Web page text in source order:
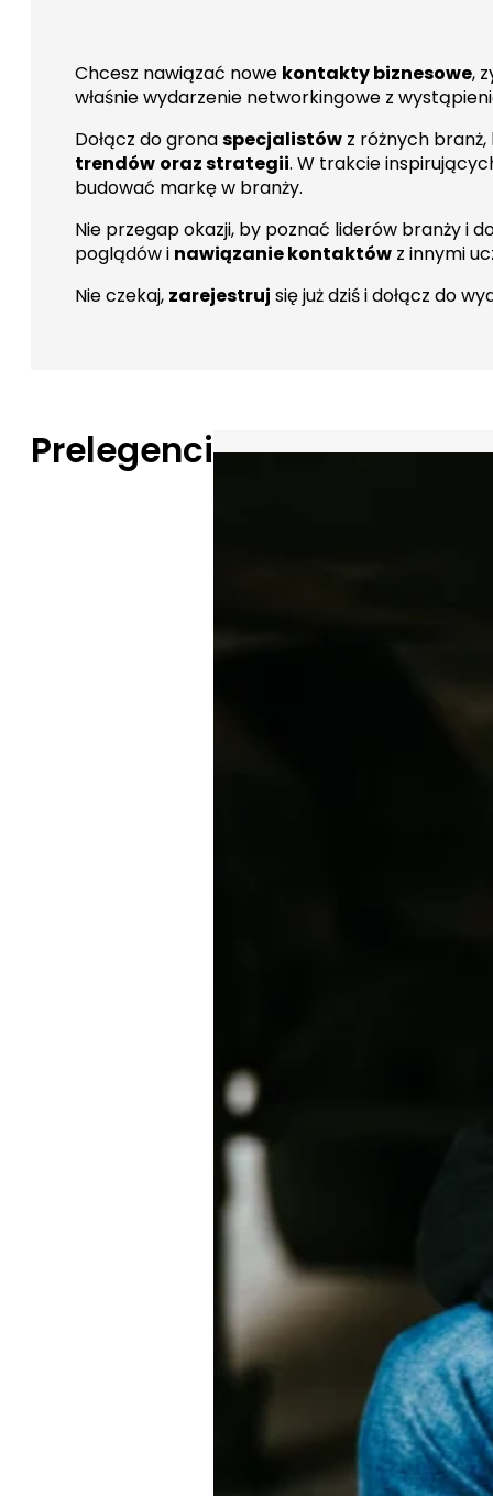
Chcesz nawiązać nowe kontakty biznesowe,
właśnie wydarzenie networkingowe z
Dołącz do gronaspecjalistów z różnych
trendów oraz strategii. W trakcie
budować markę w branży.
Nie przegap okazji, by poznać liderów branży i
poglądów i nawiązanie kontaktów z innymi
Nie czekaj, zarejestruj się już dziś i dołącz do
Prelegenci